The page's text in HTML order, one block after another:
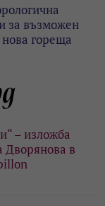
за възможен
гореща
– изложба
Дворянова в